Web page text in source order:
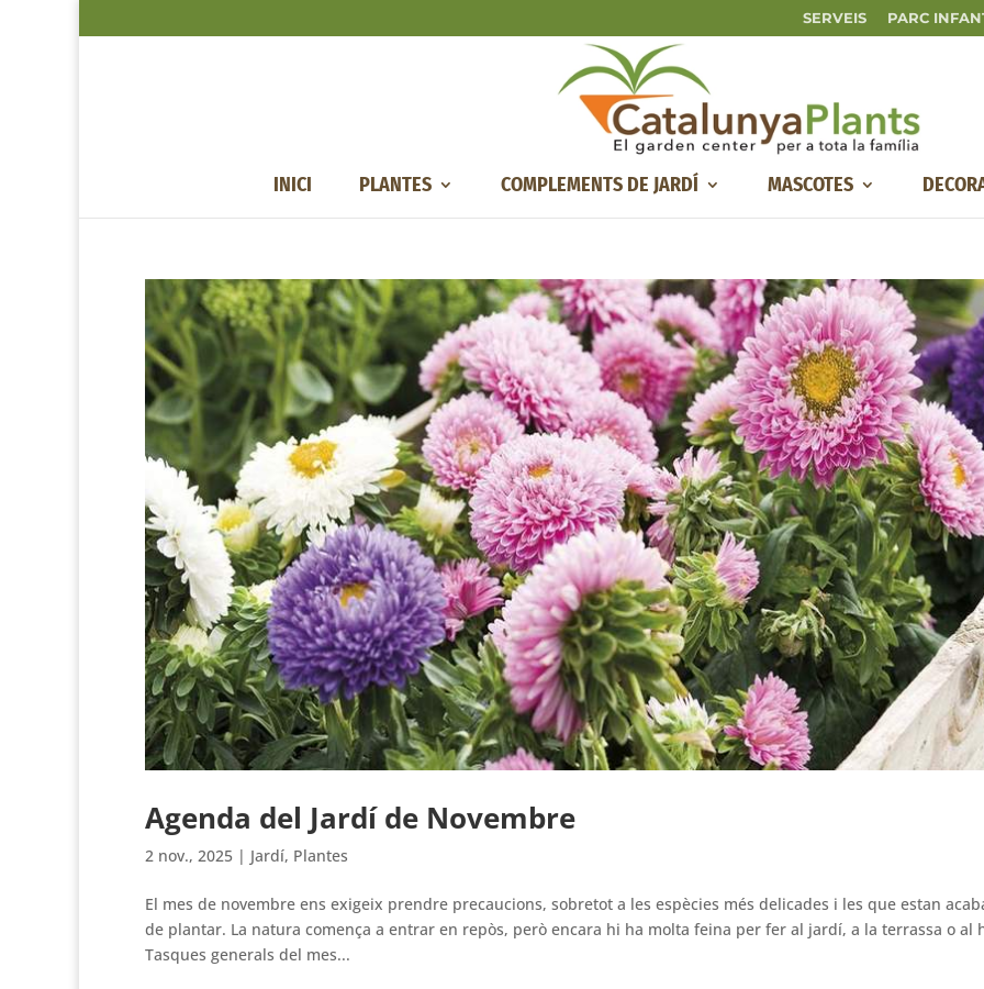
SERVEIS PARC
INICI PLANTES COMPLEMENTS DE JARDÍ MASCOTES
Agenda del Jardí de Novembre
2 nov., 2025 | Jardí, Plantes
El mes de novembre ens exigeix prendre precaucions, sobretot a les espècies més delicades i les que estan
de plantar. La natura comença a entrar en repòs, però encara hi ha molta feina per fer al jardí, a la terrassa o al
Tasques generals del mes...